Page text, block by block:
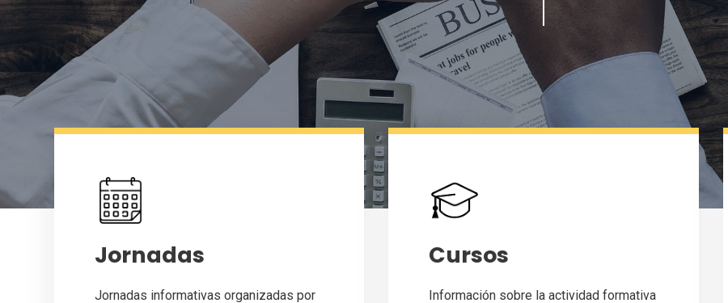
Jornadas
Jornadas informativas organizadas por
Cursos
Información sobre la actividad formativa